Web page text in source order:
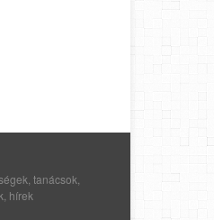
tanácsok,
hírek